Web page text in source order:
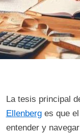
La tesis principal
Ellenberges que el
entender y